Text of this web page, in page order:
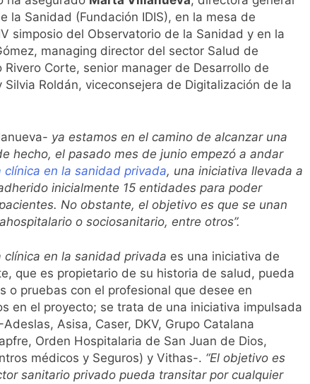
la Sanidad (Fundación IDIS), en la mesa de
simposio del Observatorio de la Sanidad y en la
managing director del sector Salud de
Corte, senior manager de Desarrollo de
Roldán, viceconsejera de Digitalización de la
ya estamos en el camino de alcanzar una
hecho, el pasado mes de junio empezó a andar
en la sanidad privada, una iniciativa llevada a
inicialmente 15 entidades para poder
No obstante, el objetivo es que se unan
o sociosanitario, entre otros”.
en la sanidad privada es una iniciativa de
que es propietario de su historia de salud, pueda
o pruebas con el profesional que desee en
en el proyecto; se trata de una iniciativa impulsada
Asisa, Caser, DKV, Grupo Catalana
Orden Hospitalaria de San Juan de Dios,
médicos y Seguros) y Vithas-. “El objetivo es
sanitario privado pueda transitar por cualquier